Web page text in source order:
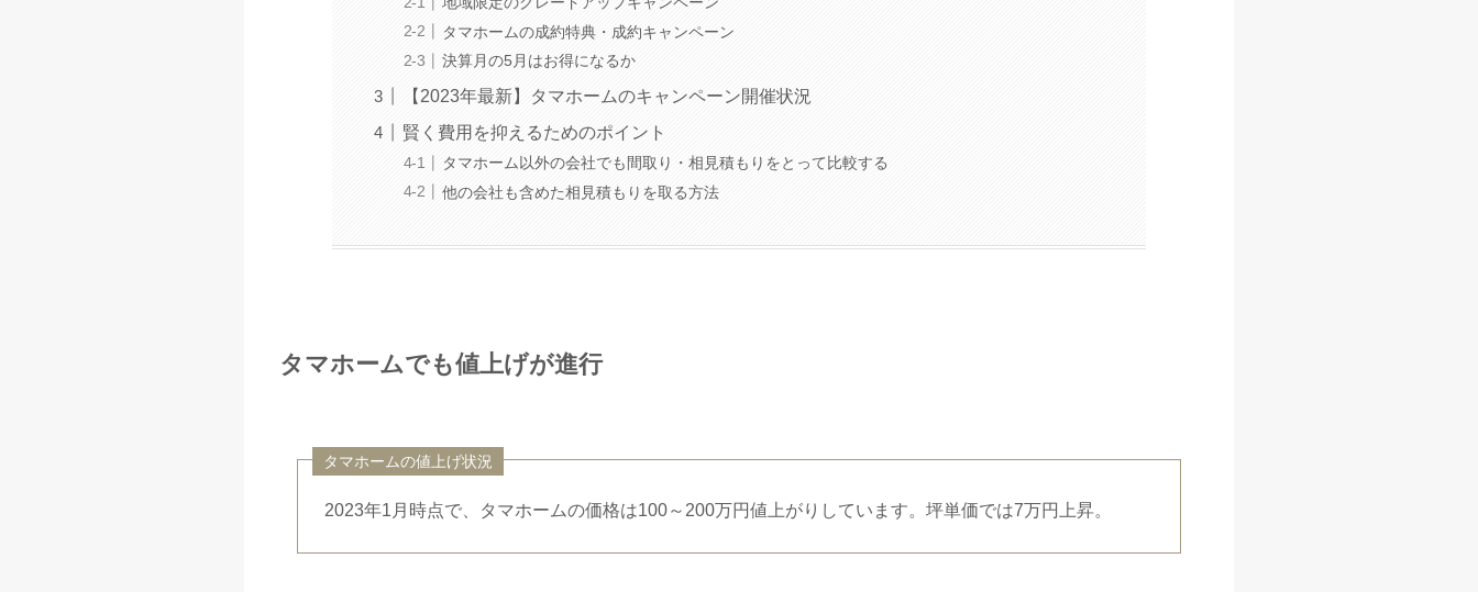
タマホームの成約特典・成約キャンペーン
決算月の5月はお得になるか
【2023年最新】タマホームのキャンペーン開催状況
賢く費用を抑えるためのポイント
タマホーム以外の会社でも間取り・相見積もりをとって比較する
他の会社も含めた相見積もりを取る方法
タマホームでも値上げが進行
タマホームの値上げ状況
2023年1月時点で、タマホームの価格は100～200万円値上がりしています。坪単価では7万円上昇。